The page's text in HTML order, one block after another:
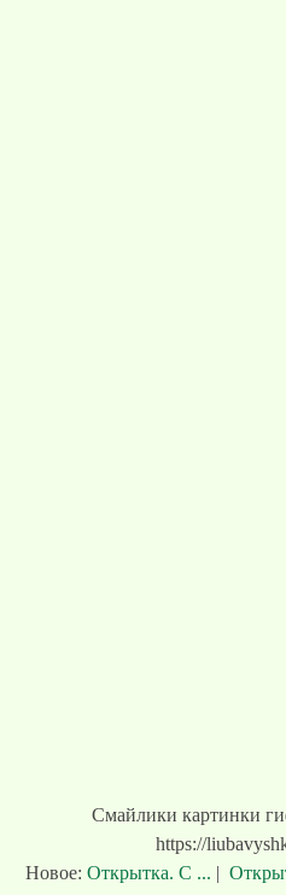
Смайлики картинки
https://
Новое: Открытка. С ... |